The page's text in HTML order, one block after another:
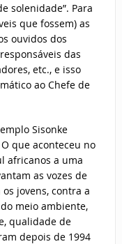
solenidade”. Para
que fossem) as
ouvidos dos
das
etc., e isso
ao Chefe de
Sisonke
que aconteceu no
africanos a uma
as vozes de
jovens, contra a
meio ambiente,
qualidade de
depois de 1994